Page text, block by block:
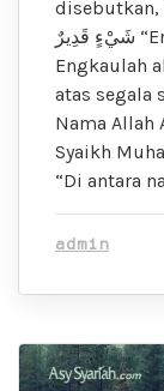
disebutkan, أَنْتَ الْمُقَدِّمُ وَأَنْتَ الْمُؤَخِّرُ وَأَنْتَ عَلَى كُلِّ
شَيْءٍ قَدِيرٌ “Engkaulah al-Muqaddim dan
Engkaulah
atas segala
Nama
Syaikh
“Di antara
admin